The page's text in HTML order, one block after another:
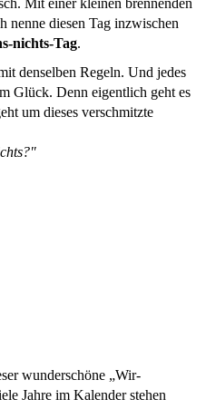
Mit einer kleinen brennenden
diesen Tag inzwischen
nichts-Tag.
denselben Regeln. Und jedes
Glück. Denn eigentlich geht es
um dieses verschmitzte
wunderschöne „Wir-
Jahre im Kalender stehen